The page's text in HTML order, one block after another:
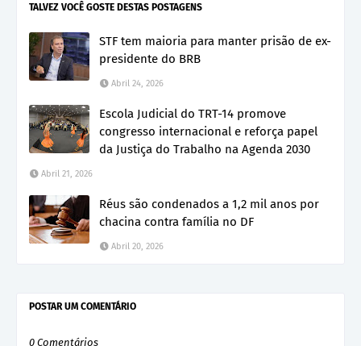
TALVEZ VOCÊ GOSTE DESTAS POSTAGENS
STF tem maioria para manter prisão de ex-
presidente do BRB
Abril 24, 2026
Escola Judicial do TRT-14 promove
congresso internacional e reforça papel
da Justiça do Trabalho na Agenda 2030
Abril 21, 2026
Réus são condenados a 1,2 mil anos por
chacina contra família no DF
Abril 20, 2026
POSTAR UM COMENTÁRIO
0 Comentários